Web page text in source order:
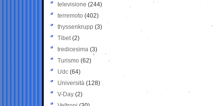
televisione(244)
terremoto (402)
thyssenkrupp (3)
Tibet(2)
tredicesima (3)
Turismo (62)
Udc (64)
Università (128)
V-Day (2)